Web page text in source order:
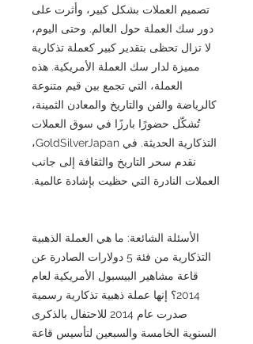
تصميم العملات بشكل كبير، وأثرت على
دور سك العملة حول العالم. وحتى اليوم،
لا تزال تحظى بتقدير كبير كعملة تذكارية
مميزة لدار سك العملة الأمريكية. هذه
العملة، التي تجمع بين قيم متنوعة
كالرياضة والفن والتاريخ والمعادن الثمينة،
تُشكّل حضورًا بارزًا في سوق العملات
التذكارية الحديثة. في GoldSilverJapan،
نقدم سحر التاريخ والثقافة إلى جانب
العملات النادرة التي حظيت بإشادة عالمية.
الأسئلة الشائعة: ما هي العملة الذهبية
التذكارية من فئة 5 دولارات الصادرة عن
قاعة مشاهير البيسبول الأمريكية لعام
2014؟ إنها عملة ذهبية تذكارية رسمية
صدرت عام 2014 للاحتفال بالذكرى
السنوية الخامسة والسبعين لتأسيس قاعة